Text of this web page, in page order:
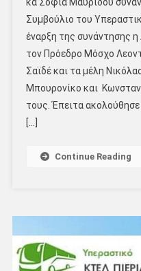
Συμβούλιο του
έναρξη της συνάντησης
τον Πρόεδρο Μόσχο
Σαϊδέ και τα μέλη
Μπουρονίκο και
τους. Έπειτα
[…]
Continue Reading